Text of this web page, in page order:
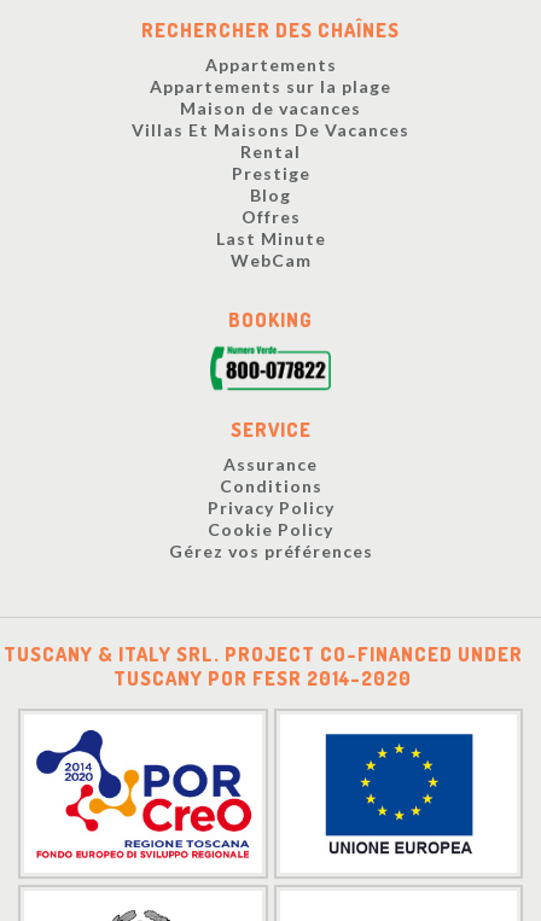
RECHERCHER DES CHAÎNES
Appartements
Appartements sur la plage
Maison de vacances
Villas Et Maisons De Vacances
Rental
Prestige
Blog
Offres
Last Minute
WebCam
BOOKING
SERVICE
Assurance
Conditions
Privacy Policy
Cookie Policy
Gérez vos préférences
TUSCANY & ITALY SRL. PROJECT CO-FINANCED UNDER
TUSCANY POR FESR 2014-2020